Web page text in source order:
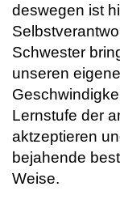
deswegen ist
Schwester
unseren
Lernstufe der
aktzeptieren
bejahende
Weise.